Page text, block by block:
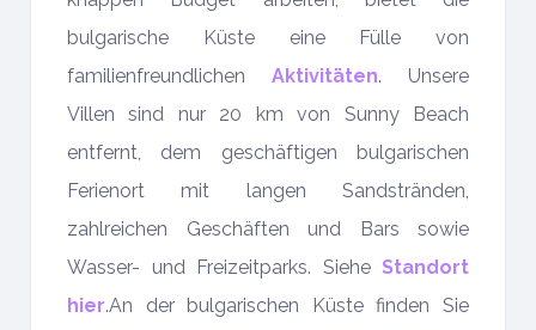
bulgarische Küste eine Fülle von
familienfreundlichen Aktivitäten. Unsere
Villen sind nur 20 km von Sunny Beach
entfernt, dem geschäftigen bulgarischen
Ferienort mit langen Sandstränden,
zahlreichen Geschäften und Bars sowie
Wasser- und Freizeitparks. Siehe Standort
hier.An der bulgarischen Küste finden Sie